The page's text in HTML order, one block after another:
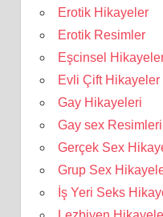
Erotik Hikayeler
Erotik Resimler
Eşcinsel
Evli Çift Hikayeler
Gay Hikayeleri
Gay sex Resimleri
Gerçek Sex
Grup Sex
İş Yeri Seks